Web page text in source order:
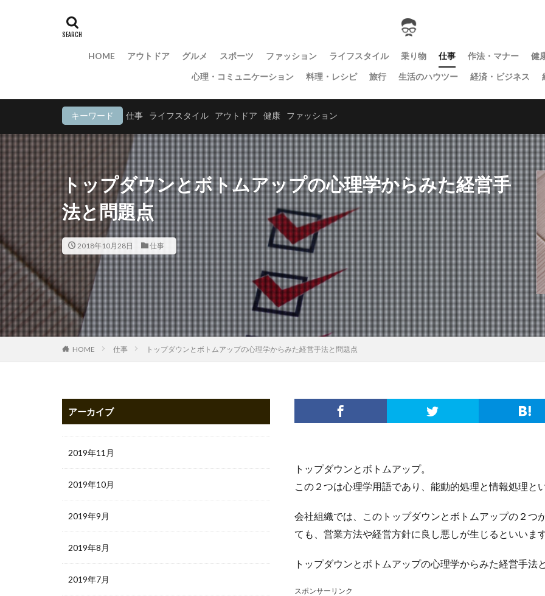
HOME アウトドア グルメ スポーツ ファッション ライフスタイル 乗り物 仕事 作法・マナー 健
心理・コミュニケーション
料理・レシピ 旅行 生活のハウツー 経済・ビジネス
キーワード 仕事 ライフスタイル アウトドア 健康 ファッション
トップダウンとボトムアップの心理学からみた経営手
法と問題点
2018年10月28日 仕事
HOME 仕事 トップダウンとボトムアップの心理学からみた経営手法と問題点
トップダウンとボトムアップ。
この２つは心理学用語であり、能動的処理と情報処理と
会社組織では、このトップダウンとボトムアップの２つ
ても、営業方法や経営方針に良し悪しが生じるといいます
トップダウンとボトムアップの心理学からみた経営手法
スポンサーリンク
アーカイブ
2019年11月
2019年10月
2019年9月
2019年8月
2019年7月